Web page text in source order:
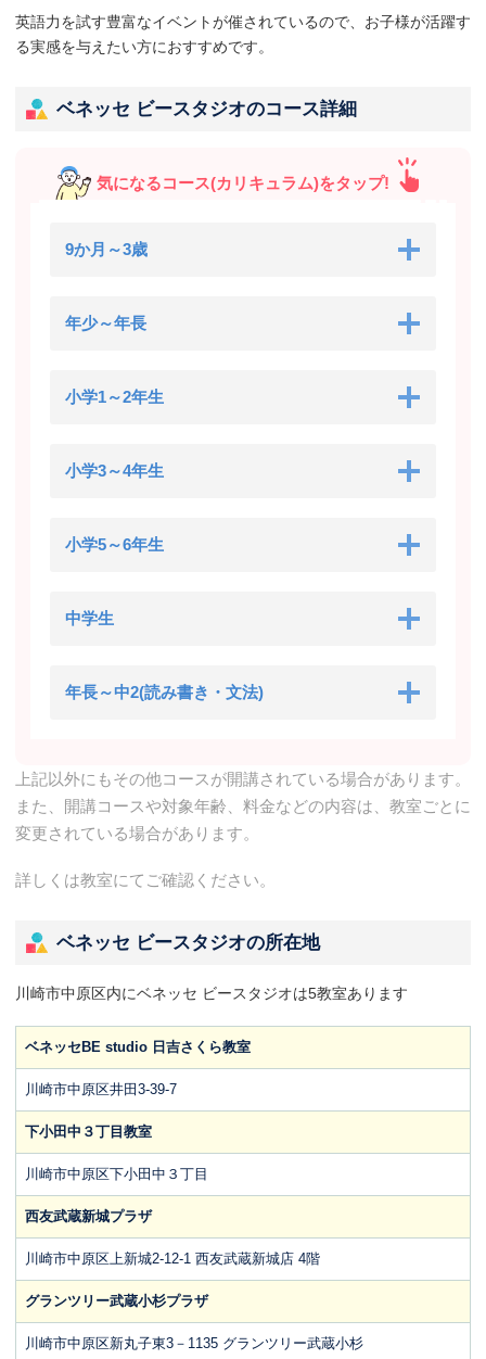
英語力を試す豊富なイベントが催されているので、お子様が活躍す
る実感を与えたい方におすすめです。
ベネッセ ビースタジオのコース詳細
気になるコース(カリキュラム)をタップ!
9か月～3歳
年少～年長
小学1～2年生
小学3～4年生
小学5～6年生
中学生
年長～中2(読み書き・文法)
上記以外にもその他コースが開講されている場合があります。
また、開講コースや対象年齢、料金などの内容は、教室ごとに
変更されている場合があります。
詳しくは教室にてご確認ください。
ベネッセ ビースタジオの所在地
川崎市中原区内にベネッセ ビースタジオは5教室あります
ベネッセBE studio 日吉さくら教室
川崎市中原区井田3-39-7
下小田中３丁目教室
川崎市中原区下小田中３丁目
西友武蔵新城プラザ
川崎市中原区上新城2-12-1 西友武蔵新城店 4階
グランツリー武蔵小杉プラザ
川崎市中原区新丸子東3－1135 グランツリー武蔵小杉